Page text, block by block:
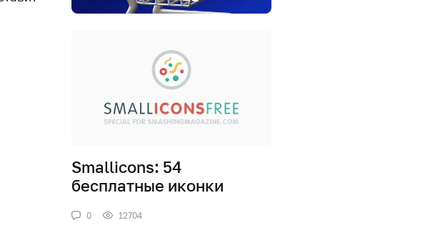
Smallicons: 54
бесплатные иконки
0 12704